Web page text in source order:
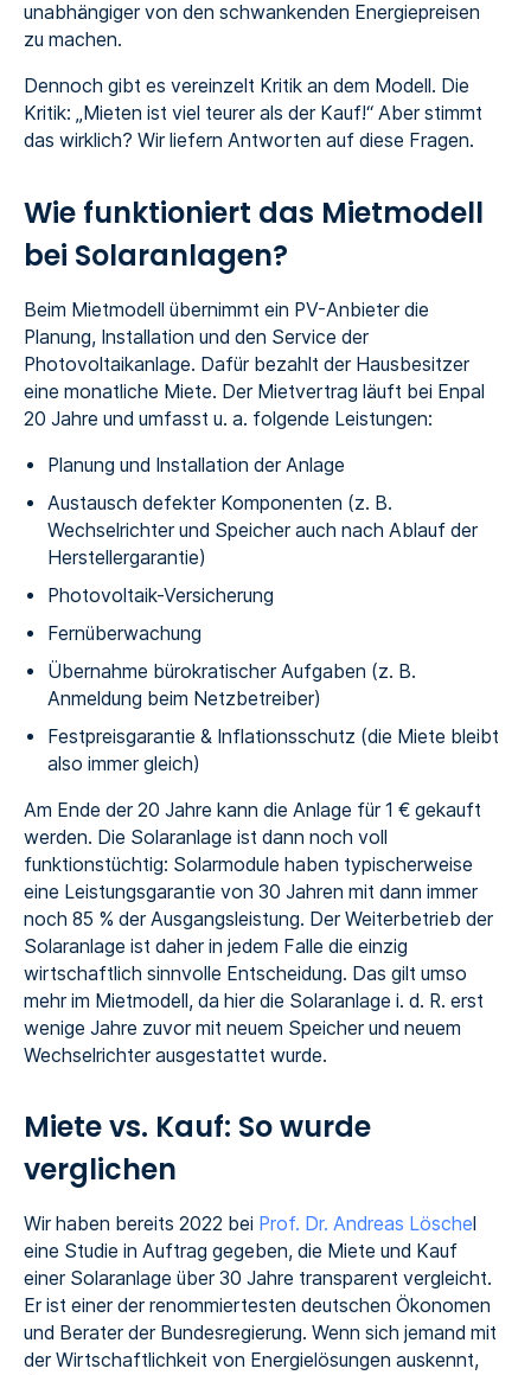
unabhängiger von den schwankenden Energiepreisen
zu machen.
Dennoch gibt es vereinzelt Kritik an dem Modell. Die
Kritik: „Mieten ist viel teurer als der Kauf!“ Aber stimmt
das wirklich? Wir liefern Antworten auf diese Fragen.
Wie funktioniert das Mietmodell
bei Solaranlagen?
Beim Mietmodell übernimmt ein PV-Anbieter die
Planung, Installation und den Service der
Photovoltaikanlage. Dafür bezahlt der Hausbesitzer
eine monatliche Miete. Der Mietvertrag läuft bei Enpal
20 Jahre und umfasst u. a. folgende Leistungen:
Planung und Installation der Anlage
Austausch defekter Komponenten (z. B.
Wechselrichter und Speicher auch nach Ablauf der
Herstellergarantie)
Photovoltaik-Versicherung
Fernüberwachung
Übernahme bürokratischer Aufgaben (z. B.
Anmeldung beim Netzbetreiber)
Festpreisgarantie & Inflationsschutz (die Miete bleibt
also immer gleich)
Am Ende der 20 Jahre kann die Anlage für 1 € gekauft
werden. Die Solaranlage ist dann noch voll
funktionstüchtig: Solarmodule haben typischerweise
eine Leistungsgarantie von 30 Jahren mit dann immer
noch 85 % der Ausgangsleistung. Der Weiterbetrieb der
Solaranlage ist daher in jedem Falle die einzig
wirtschaftlich sinnvolle Entscheidung. Das gilt umso
mehr im Mietmodell, da hier die Solaranlage i. d. R. erst
wenige Jahre zuvor mit neuem Speicher und neuem
Wechselrichter ausgestattet wurde.
Miete vs. Kauf: So wurde
verglichen
Wir haben bereits 2022 bei Prof. Dr. Andreas Lösche
eine Studie in Auftrag gegeben, die Miete und Kauf
einer Solaranlage über 30 Jahre transparent vergleicht.
Er ist einer der renommiertesten deutschen Ökonomen
und Berater der Bundesregierung. Wenn sich jemand mit
der Wirtschaftlichkeit von Energielösungen auskennt,